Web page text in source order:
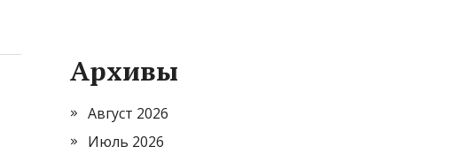
Архивы
Август 2026
Июль 2026